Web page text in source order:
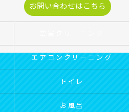
お問い合わせはこちら
エアコンクリーニング
トイレ
お風呂